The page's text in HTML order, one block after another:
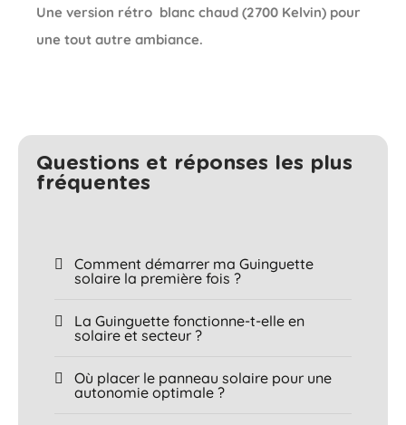
Une version rétro blanc chaud (2700 Kelvin) pour
une tout autre ambiance.
Questions et réponses les plus
fréquentes​
Comment démarrer ma Guinguette
solaire la première fois ?
La Guinguette fonctionne-t-elle en
solaire et secteur ?
Où placer le panneau solaire pour une
autonomie optimale ?